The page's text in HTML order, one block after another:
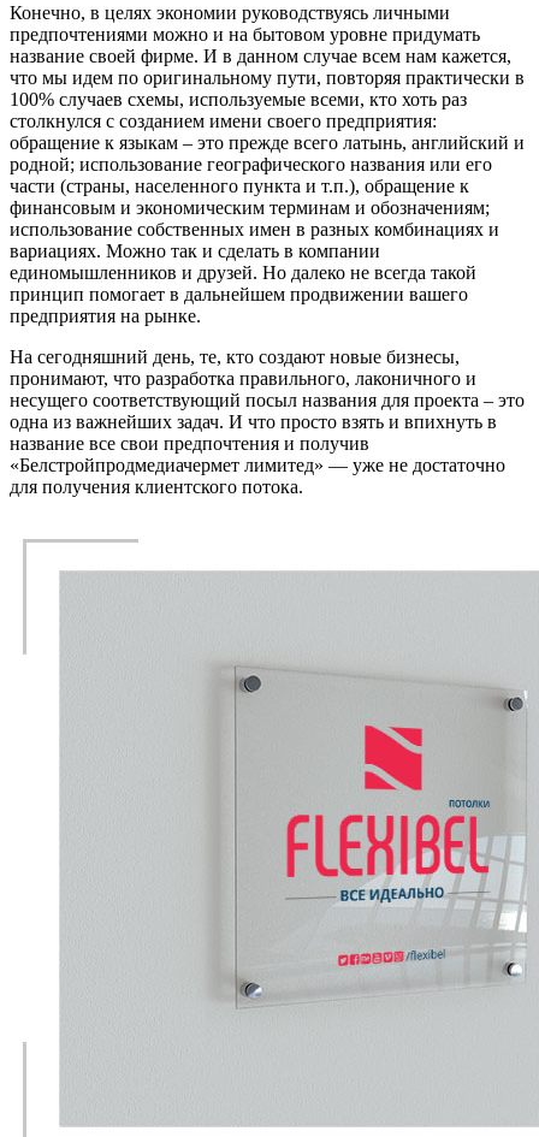
Конечно, в целях экономии руководствуясь личными
предпочтениями можно и на бытовом уровне придумать
название своей фирме. И в данном случае всем нам кажется,
что мы идем по оригинальному пути, повторяя практически в
100% случаев схемы, используемые всеми, кто хоть раз
столкнулся с созданием имени своего предприятия:
обращение к языкам – это прежде всего латынь, английский и
родной; использование географического названия или его
части (страны, населенного пункта и т.п.), обращение к
финансовым и экономическим терминам и обозначениям;
использование собственных имен в разных комбинациях и
вариациях. Можно так и сделать в компании
единомышленников и друзей. Но далеко не всегда такой
принцип помогает в дальнейшем продвижении вашего
предприятия на рынке.
На сегодняшний день, те, кто создают новые бизнесы,
пронимают, что разработка правильного, лаконичного и
несущего соответствующий посыл названия для проекта – это
одна из важнейших задач. И что просто взять и впихнуть в
название все свои предпочтения и получив
«Белстройпродмедиачермет лимитед» — уже не достаточно
для получения клиентского потока.